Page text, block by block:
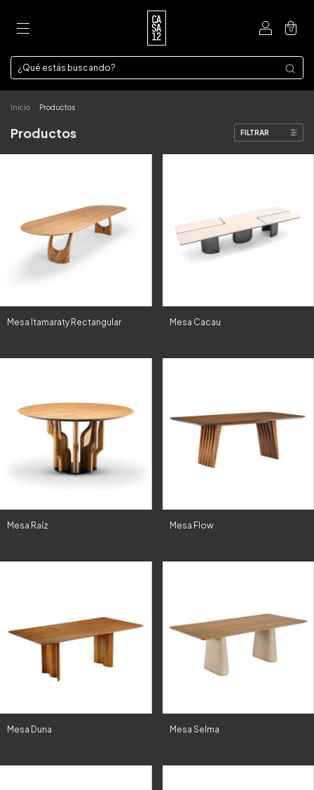
0
Inicio Productos
Productos FILTRAR
Mesa Itamaraty Rectangular Mesa Cacau
Mesa Raíz Mesa Flow
Mesa Duna Mesa Selma